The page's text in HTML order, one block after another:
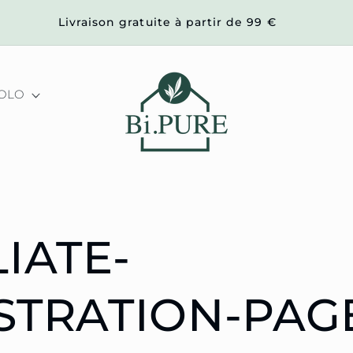
Livraison gratuite à partir de 99 €